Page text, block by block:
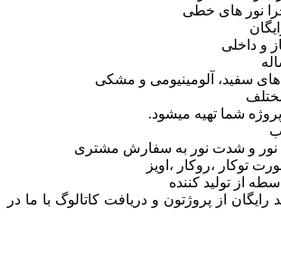
نور های خطی
و داخلی
های سفید، آلومینیومی و مشکی
شما تهیه میشود.
نور و شدت نور به سفارش مشتری
توکار ،روکار ،اویز
از تولید کننده
رایگان از پروژتون و دریافت کاتالوگ با ما در